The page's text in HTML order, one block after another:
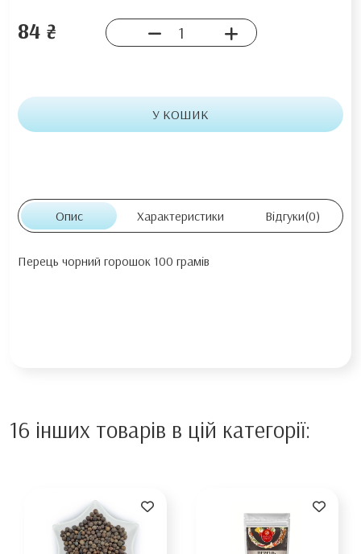
84 ₴
У КОШИК
Опис Характеристики Відгуки(0)
Перець чорний горошок 100 грамів
16 інших товарів в цій категорії: